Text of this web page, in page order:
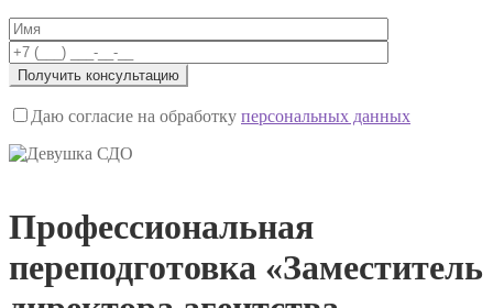
Даю согласие на обработку персональных данных
Профессиональная
переподготовка «Заместитель